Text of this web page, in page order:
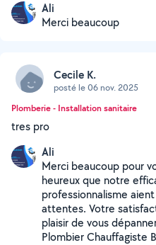
Ali
Merci beaucoup
Cecile K.
posté le 06 nov. 2025
Plomberie - Installation sanitaire
tres pro
Ali
Merci beaucoup pour
heureux que notre
professionnalisme
attentes. Votre
plaisir de vous
Plombier Chauffagiste